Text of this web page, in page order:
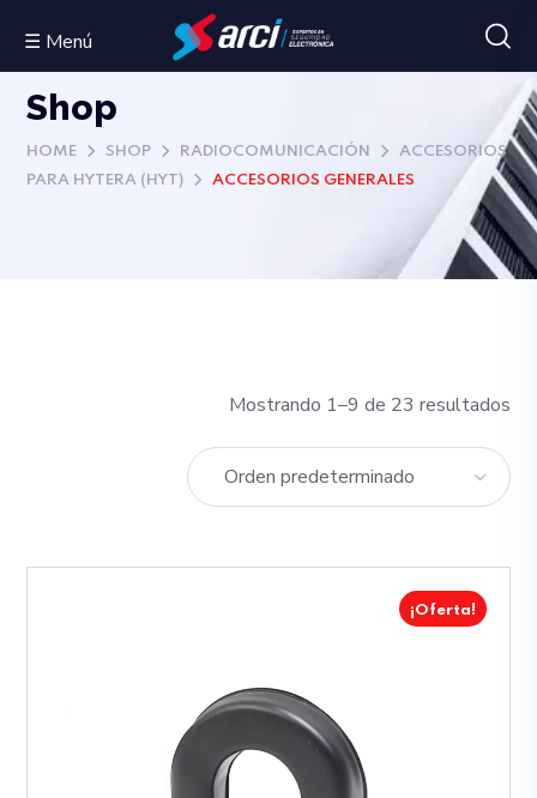
☰ Menú
Shop
HOME SHOP RADIOCOMUNICACIÓN
ACCESORIOS
PARA HYTERA (HYT)
ACCESORIOS GENERALES
Mostrando 1–9 de 23 resultados
¡Oferta!